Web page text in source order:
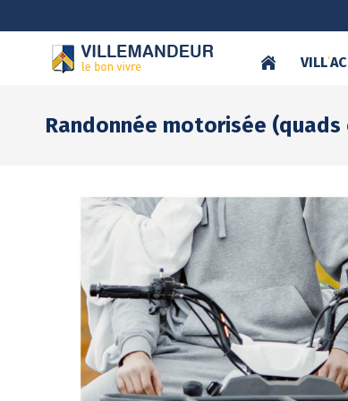
VILL‘
Randonnée motorisée